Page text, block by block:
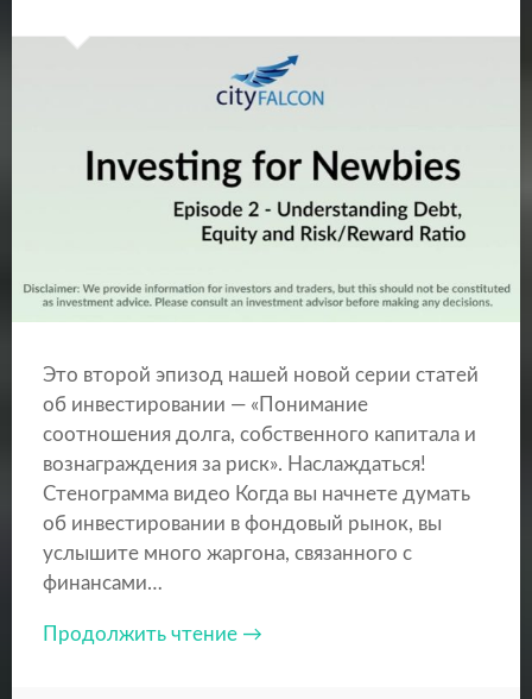
Это второй эпизод нашей новой серии статей
об инвестировании — «Понимание
соотношения долга, собственного капитала и
вознаграждения за риск». Наслаждаться!
Стенограмма видео Когда вы начнете думать
об инвестировании в фондовый рынок, вы
услышите много жаргона, связанного с
финансами…
Продолжить чтение →